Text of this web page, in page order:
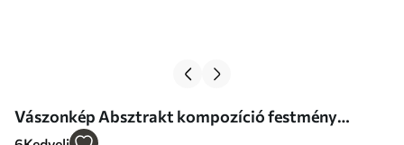
Vászonkép Absztrakt kompozíció festmény